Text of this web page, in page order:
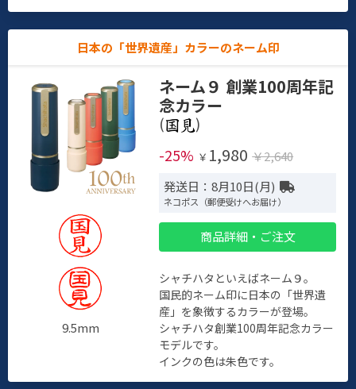
日本の「世界遺産」カラーのネーム印
9.5mm
ネーム９ 創業100周年記
念カラー
(
)
-25% ￥ 1,980 ￥2,640
発送日：8月10日(月)
ネコポス（郵便受けへお届け）
商品詳細・ご注文
シャチハタといえばネーム９。
国民的ネーム印に日本の「世界遺
産」を象徴するカラーが登場。
シャチハタ創業100周年記念カラー
モデルです。
インクの色は朱色です。